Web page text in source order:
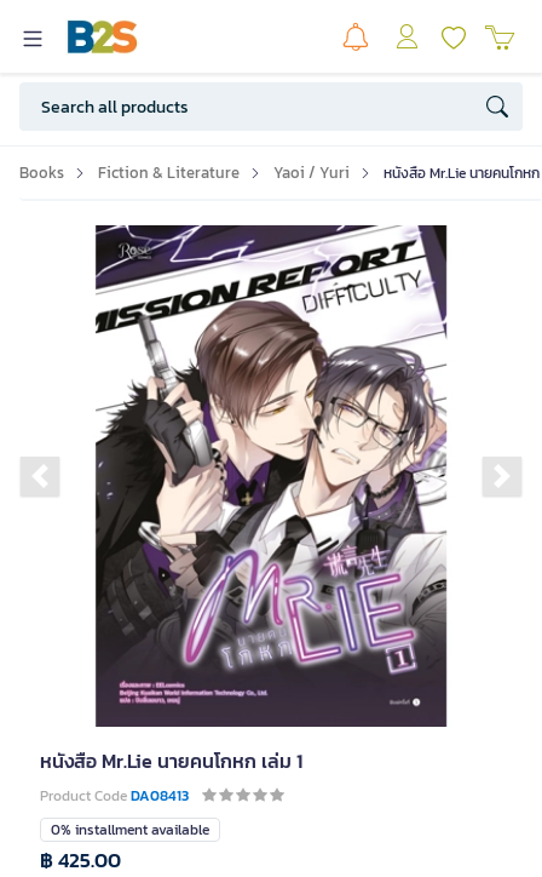
Books Fiction & Literature Yaoi / Yuri หนังสือ Mr.Lie นายคนโกหก
Previous slide
หนังสือ Mr.Lie นายคนโกหก เล่ม 1
Product CodeDA08413
0% installment available
฿ 425.00